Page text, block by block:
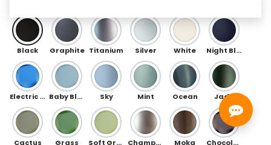
Black Graphite Titanium Silver White Night Blue
Electric Blue Baby Blue Sky Mint Ocean Jade
Cactus Grass Soft Green Champagne Moka Chocolate